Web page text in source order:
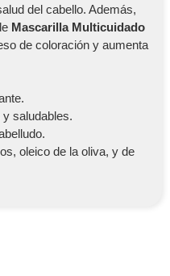
del cabello. Además,
Mascarilla Multicuidado
de coloración y aumenta
saludables.
oleico de la oliva, y de